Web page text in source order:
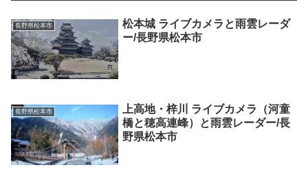
長野県松本市
松本城 ライブカメラと雨雲レーダ
ー/長野県松本市
長野県松本市
上高地・梓川 ライブカメラ（河童
橋と穂高連峰）と雨雲レーダー/長
野県松本市